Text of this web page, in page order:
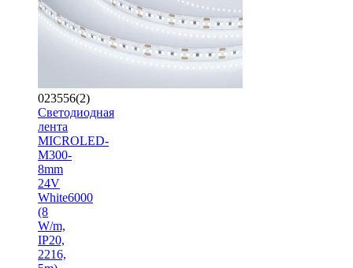
023556(2)
Светодиодная
лента
MICROLED-
M300-
8mm
24V
White6000
(8
W/m,
IP20,
2216,